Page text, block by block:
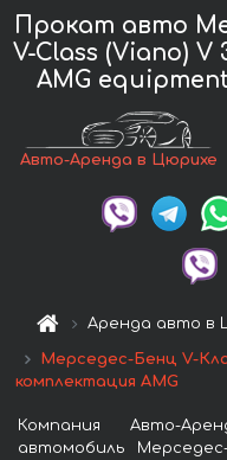
Прокат авто
V-Class (Viano) V
AMG
Авто-Аренда в Цюрихе
Аренда авто в
Мерседес-Бенц V-
комплектация AMG
Компания Авто-
автомобиль